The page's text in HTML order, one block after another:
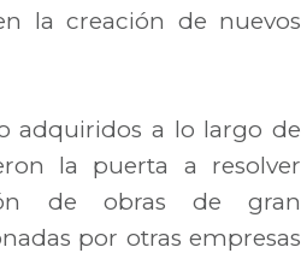
la creación de nuevos
adquiridos a lo largo de
la puerta a resolver
de obras de gran
por otras empresas